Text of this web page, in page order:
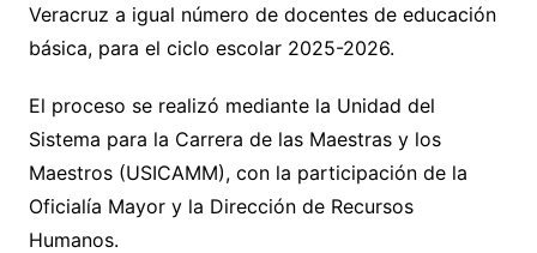
Veracruz a igual número de docentes de educación
básica, para el ciclo escolar 2025-2026.
El proceso se realizó mediante la Unidad del
Sistema para la Carrera de las Maestras y los
Maestros (USICAMM), con la participación de la
Oficialía Mayor y la Dirección de Recursos
Humanos.